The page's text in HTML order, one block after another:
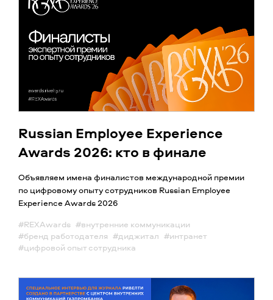
Russian Employee Experience
Awards 2026: кто в финале
Объявляем имена финалистов международной премии
по цифровому опыту сотрудников Russian Employee
Experience Awards 2026
#REXAwards #внутренние коммуникации
#бренд работодателя #диджитал #интранет
#цифровой опыт сотрудника